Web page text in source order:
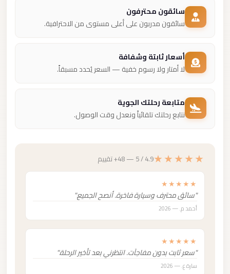
سائقون محترفون
سائقون مدربون على أعلى مستوى من الاحترافية.
أسعار ثابتة وشفافة
لا أمتار ولا رسوم خفية — السعر يُحدد مسبقاً.
متابعة رحلتك الجوية
نتابع رحلتك تلقائياً ونعدل وقت الوصول.
★★★★★4.9 / 5 — 48+ تقييم
★★★★★
"سائق محترف وسيارة فاخرة. أنصح الجميع."
أحمد م. — 2026
★★★★★
"سعر ثابت بدون مفاجآت. انتظرني بعد تأخير الرحلة."
سارة ع. — 2026